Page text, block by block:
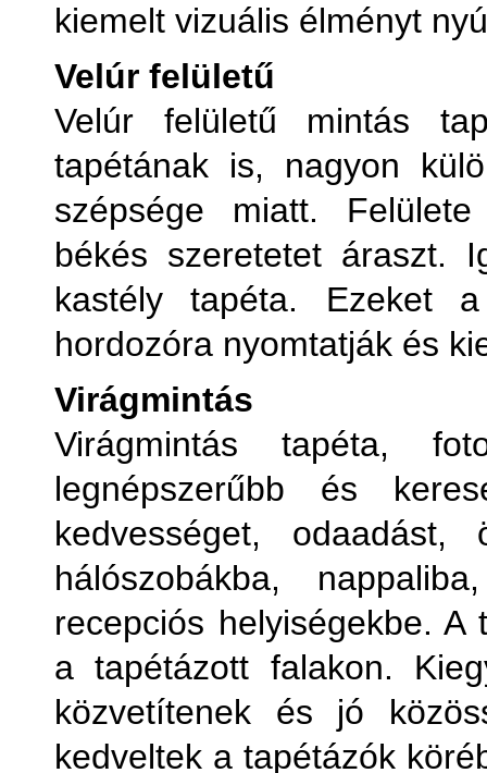
kiemelt vizuális élményt
Velúr felületű
Velúr felületű mintás
tapétának is, nagyon
szépsége miatt.
békés szeretetet áraszt.
kastély tapéta. Ezeket
hordozóra nyomtatják és
Virágmintás
Virágmintás tapéta,
legnépszerűbb és
kedvességet,
hálószobákba,
recepciós helyiségekbe.
a tapétázott falakon.
közvetítenek és jó
kedveltek a tapétázók